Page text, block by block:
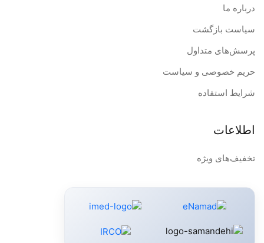
درباره ما
سیاست بازگشت
پرسش‌های متداول
حریم خصوصی و سیاست
شرایط استفاده
اطلاعات
تخفیف‌های ویژه